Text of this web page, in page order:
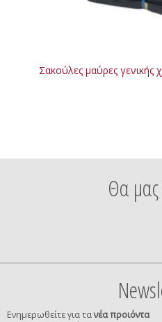
Σακούλες μαύρες γενικής
Θα μας
Ενημερωθείτε για τανέα προιόντα